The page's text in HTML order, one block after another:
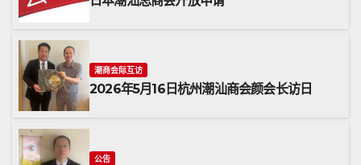
潮商会际互访
2026年5月16日杭州潮汕商会颜会长访日
公告